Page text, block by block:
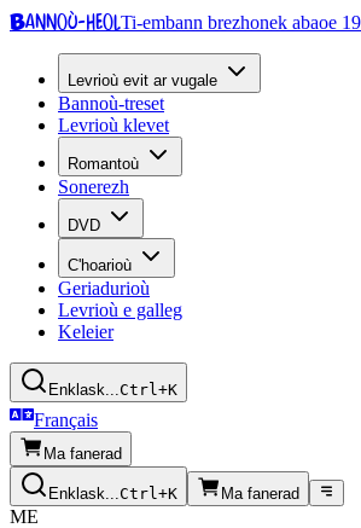
Bannoù-heolTi-embann brezhonek abaoe
Levrioù evit ar vugale
Bannoù-treset
Levrioù klevet
Romantoù
Sonerezh
DVD
C'hoarioù
Geriadurioù
Levrioù e galleg
Keleier
Enklask...Ctrl+K
Français
Ma fanerad
Enklask...Ctrl+K Ma fanerad
ME